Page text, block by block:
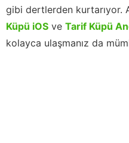
gibi dertlerden kurtarıyor.
Küpü iOS ve Tarif Küpü
kolayca ulaşmanız da